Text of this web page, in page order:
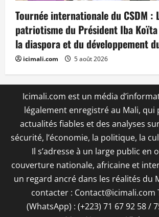
Tournée internationale du CSDM :
patriotisme du Président Iba
la diaspora et du développement
icimali.com 5 août 2026
Icimali.com est un média
légalement enregistré au Mali, qui
actualités fiables et des analyses
sécurité, l’économie, la politique, la
Il s’adresse à un large public en
couverture nationale, africaine et
un regard ancré dans les réalités du
contacter : Contact@icimali.com
(WhatsApp) : (+223) 71 67 92 58 /